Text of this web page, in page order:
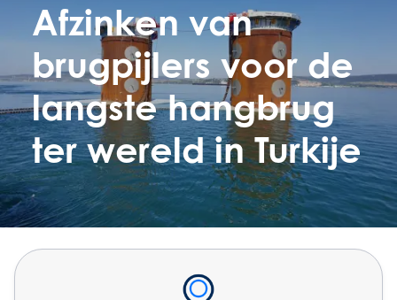
Afzinken van
brugpijlers voor de
langste hangbrug
ter wereld in Turkije